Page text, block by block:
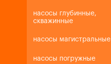
насосы глубинные,
скважинные
насосы магистральные
насосы погружные